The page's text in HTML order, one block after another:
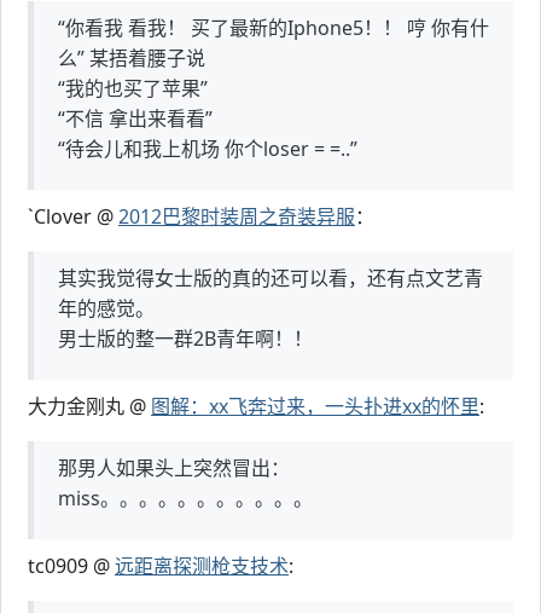
“你看我 看我！ 买了最新的Iphone5！！ 哼 你有什
么” 某捂着腰子说
“我的也买了苹果”
“不信 拿出来看看”
“待会儿和我上机场 你个loser = =..”
`Clover @2012巴黎时装周之奇装异服：
其实我觉得女士版的真的还可以看，还有点文艺青
年的感觉。
男士版的整一群2B青年啊！！
大力金刚丸 @ 图解：xx飞奔过来，一头扑进xx的怀里:
那男人如果头上突然冒出：
miss。。。。。。。。。。。
tc0909 @远距离探测枪支技术: